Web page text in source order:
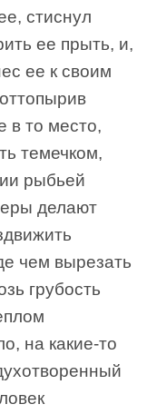
стиснул
ее прыть, и,
ее к своим
в то место,
темечком,
рыбьей
делают
чем вырезать
грубость
на какие-то